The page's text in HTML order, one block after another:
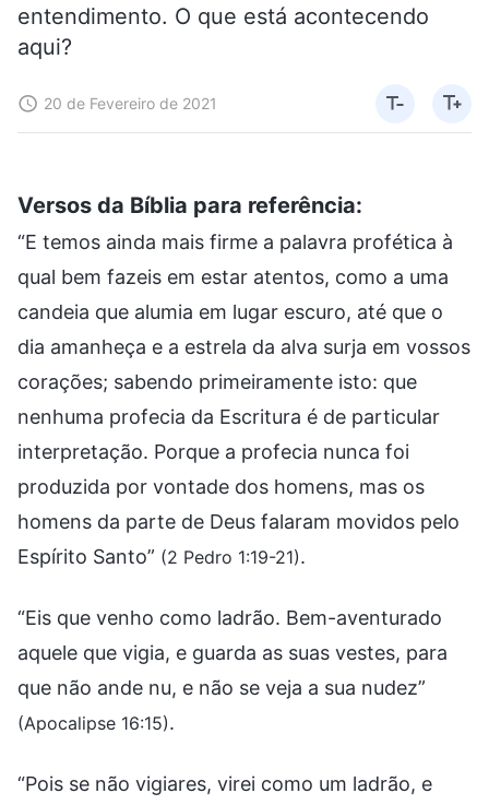
entendimento. O que está acontecendo
aqui?
20 de Fevereiro de 2021
Versos da Bíblia para referência:
“E temos ainda mais firme a palavra profética à
qual bem fazeis em estar atentos, como a uma
candeia que alumia em lugar escuro, até que o
dia amanheça e a estrela da alva surja em vossos
corações; sabendo primeiramente isto: que
nenhuma profecia da Escritura é de particular
interpretação. Porque a profecia nunca foi
produzida por vontade dos homens, mas os
homens da parte de Deus falaram movidos pelo
Espírito Santo” (2 Pedro 1:19-21).
“Eis que venho como ladrão. Bem-aventurado
aquele que vigia, e guarda as suas vestes, para
que não ande nu, e não se veja a sua nudez”
(Apocalipse 16:15).
“Pois se não vigiares, virei como um ladrão, e